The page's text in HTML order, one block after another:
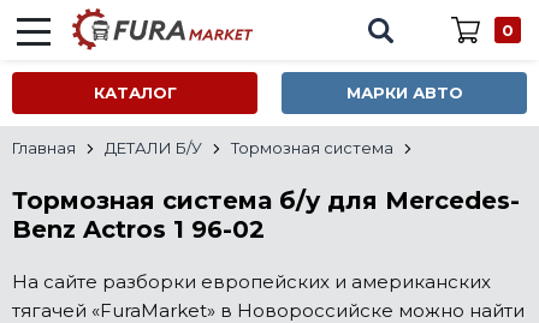
0
КАТАЛОГ МАРКИ АВТО
Главная ДЕТАЛИ Б/У Тормозная система
Тормозная система б/у для Mercedes-
Benz Actros 1 96-02
На сайте разборки европейских и американских
тягачей «FuraMarket» в Новороссийске можно найти